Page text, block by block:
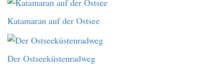
Katamaran auf der Ostsee
Der Ostseeküstenradweg